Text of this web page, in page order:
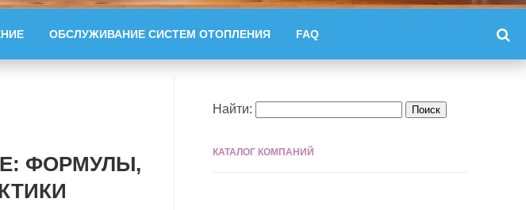
ОБСЛУЖИВАНИЕ СИСТЕМ ОТОПЛЕНИЯ FAQ
ФОРМУЛЫ,
Найти:
КАТАЛОГ КОМПАНИЙ